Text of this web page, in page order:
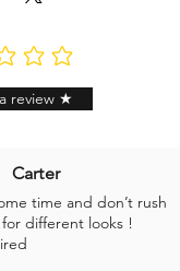
Ingen vurderinger ennå
review ★
5 av 5
Carter
time and don’t rush
different looks !